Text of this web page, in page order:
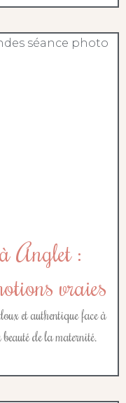
Anglet :
vraies
et authentique face à
beauté de la maternité.